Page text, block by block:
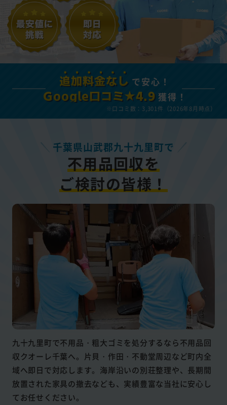
追加料金なし で安心！
Google口コミ★4.9 獲得！
※口コミ数：3,301件（2026年8月時点）
千葉県山武郡九十九里町で
不用品回収を
ご検討の皆様！
九十九里町で不用品・粗大ゴミを処分するなら不用品回
収クオーレ千葉へ。片貝・作田・不動堂周辺など町内全
域へ即日で対応します。海岸沿いの別荘整理や、長期間
放置された家具の撤去なども、実績豊富な当社に安心し
てお任せください。